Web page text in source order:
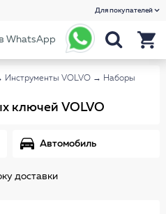
Для покупателей
WhatsApp
Инструменты VOLVO → Наборы
ключей VOLVO
Автомобиль
доставки